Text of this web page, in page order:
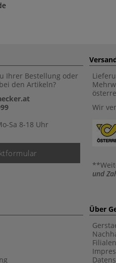
Ihrer Bestellung oder
den Artikeln?
Sa 8-18 Uhr
Wir
und
Über
Filialen